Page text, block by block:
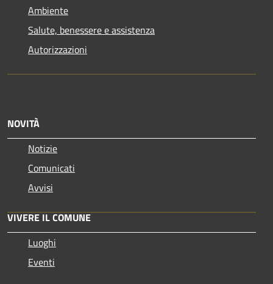
Ambiente
Salute, benessere e assistenza
Autorizzazioni
NOVITÀ
Notizie
Comunicati
Avvisi
VIVERE IL COMUNE
Luoghi
Eventi